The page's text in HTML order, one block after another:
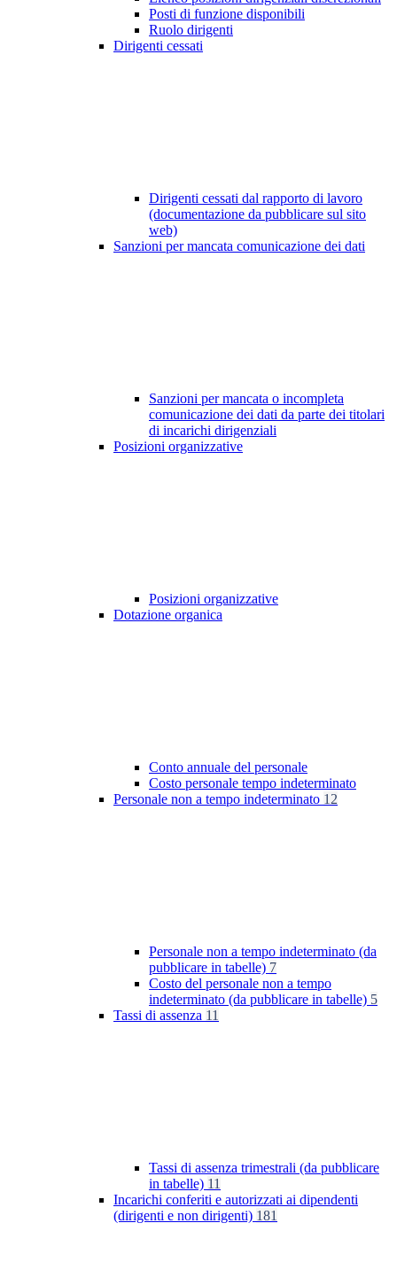
Posti di funzione disponibili
Ruolo dirigenti
Dirigenti cessati
Dirigenti cessati dal rapporto di lavoro
(documentazione da pubblicare sul sito
web)
Sanzioni per mancata comunicazione dei dati
Sanzioni per mancata o incompleta
comunicazione dei dati da parte dei titolari
di incarichi dirigenziali
Posizioni organizzative
Posizioni organizzative
Dotazione organica
Conto annuale del personale
Costo personale tempo indeterminato
Personale non a tempo indeterminato 12
Personale non a tempo indeterminato (da
pubblicare in tabelle) 7
Costo del personale non a tempo
indeterminato (da pubblicare in tabelle) 5
Tassi di assenza 11
Tassi di assenza trimestrali (da pubblicare
in tabelle) 11
Incarichi conferiti e autorizzati ai dipendenti
(dirigenti e non dirigenti) 181